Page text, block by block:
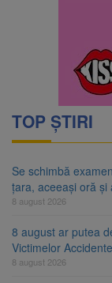
TOP ȘTIRI
Se schimbă
țara, aceeași oră și
8 august 2026
8 august ar putea
Victimelor
8 august 2026